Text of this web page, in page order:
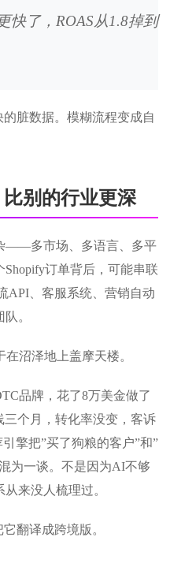
快了，ROAS从1.8掉到
脏数据。模糊流程变成自
别的行业更深
——多市场、多语言、多平
订单背后，可能串联
API、客服系统、营销自动
。
沼泽地上盖摩天楼。
品牌，花了8万美金做了
个月，转化率没变，客诉
擎把”买了狗粮的客户”和”
为一谈。不是因为AI不够
来没人梳理过。
翻译成跨境版。